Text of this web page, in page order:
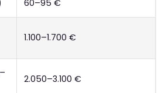
60–95 €
1.100–1.700 €
2.050–3.100 €